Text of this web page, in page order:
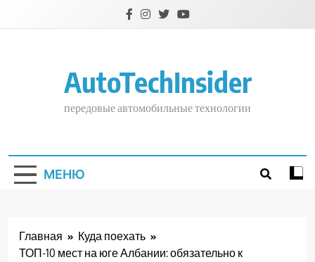
AutoTechInsider
передовые автомобильные технологии
МЕНЮ
Главная
Куда поехать
ТОП-10 мест на юге Албании: обязательно к